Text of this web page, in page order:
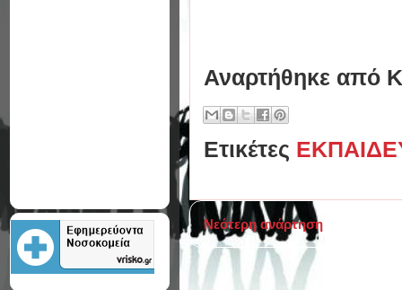
Αναρτήθηκε από
Ετικέτες
Νεότερη ανάρτηση